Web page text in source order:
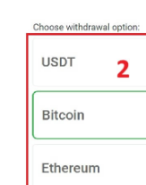
продолжить.